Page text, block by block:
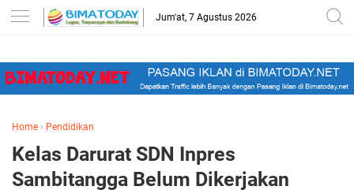
-->
Jum'at, 7 Agustus 2026
Home › Pendidikan
Kelas Darurat SDN Inpres
Sambitangga Belum Dikerjakan